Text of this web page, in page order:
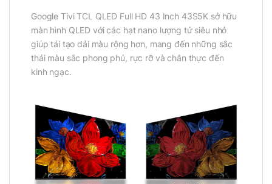
Google Tivi TCL QLED Full HD 43 Inch 43S5K sở hữu
màn hình QLED với các hạt nano lượng tử siêu nhỏ
giúp tái tạo dải màu rộng hơn, mang đến những sắc
thái màu sắc phong phú, rực rỡ và chân thực đến
kinh ngạc.